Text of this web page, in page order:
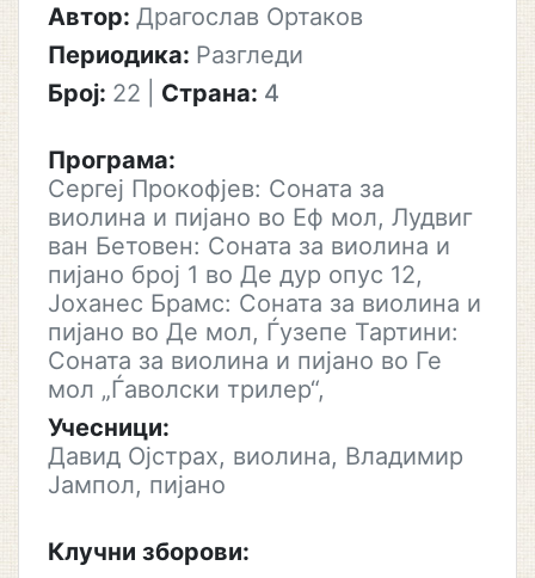
Автор: Драгослав Ортаков
Периодика: Разгледи
Број: 22 Страна: 4
Програма:
Сергеј Прокофјев: Соната за
виолина и пијано во Еф мол, Лудвиг
ван Бетовен: Соната за виолина и
пијано број 1 во Де дур опус 12,
Јоханес Брамс: Соната за виолина и
пијано во Де мол, Ѓузепе Тартини:
Соната за виолина и пијано во Ге
мол „Ѓаволски трилер“,
Учесници:
Давид Ојстрах, виолина, Владимир
Јампол, пијано
Клучни зборови: